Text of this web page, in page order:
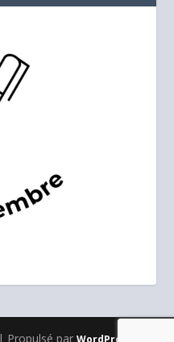
| Propulsé par